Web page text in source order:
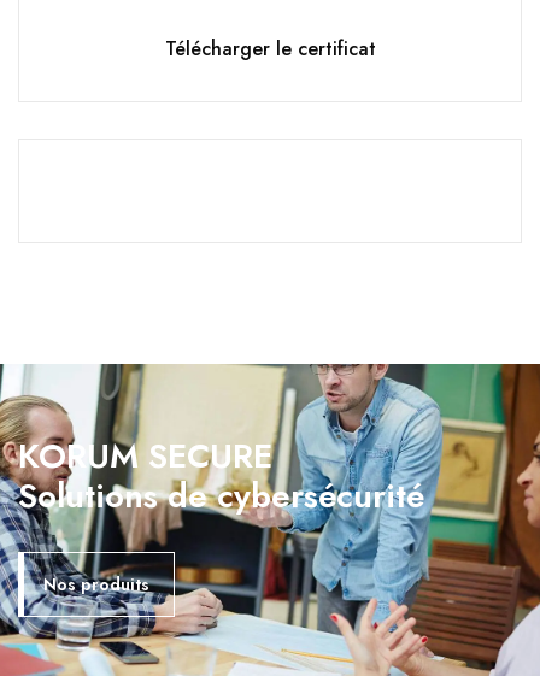
Télécharger le certificat
KORUM SECURE
Solutions de cybersécurité
Nos produits